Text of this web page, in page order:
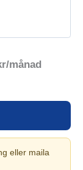
/månad
eller maila